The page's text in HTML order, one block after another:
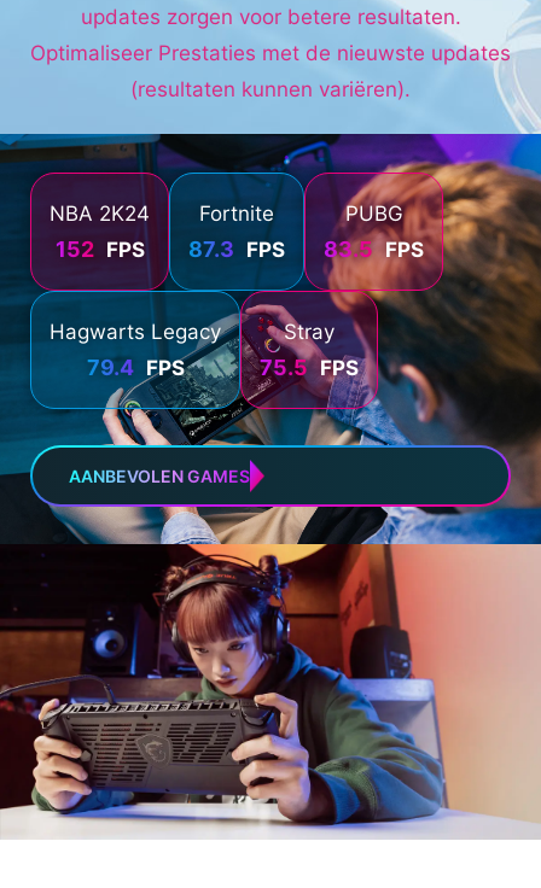
updates zorgen voor betere resultaten.
Optimaliseer Prestaties met de nieuwste updates
(resultaten kunnen variëren).
NBA 2K24
152 FPS
Fortnite
87.3 FPS
PUBG
83.5 FPS
Hagwarts Legacy
79.4 FPS
Stray
75.5 FPS
AANBEVOLEN GAMES